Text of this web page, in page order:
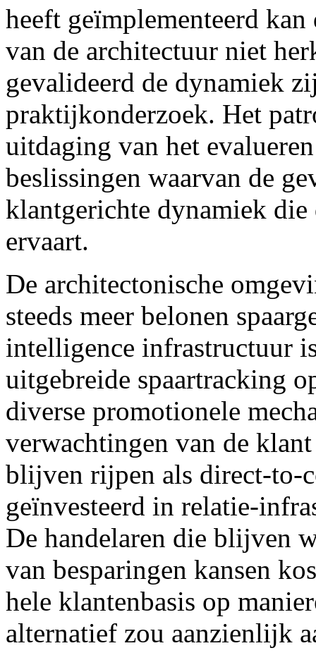
heeft geïmplementeerd
van de architectuur niet
gevalideerd de dynamiek
praktijkonderzoek. Het
uitdaging van het
beslissingen waarvan de
klantgerichte dynamiek
ervaart.
De architectonische
steeds meer belonen
intelligence infrastructuur
uitgebreide spaartracking
diverse promotionele
verwachtingen van de
blijven rijpen als direct-to-
geïnvesteerd in relatie-
De handelaren die blijven
van besparingen kansen
hele klantenbasis op
alternatief zou aanzienlijk